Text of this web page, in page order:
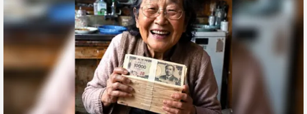
「宇宙でいちばんあかるい屋根」本編映像～つばめと亨編
～